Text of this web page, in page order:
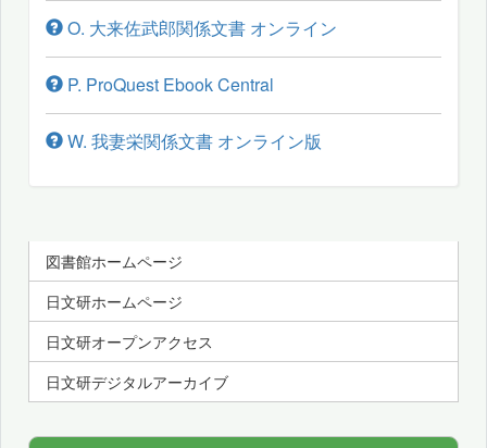
O. 大来佐武郎関係文書 オンライン
P. ProQuest Ebook Central
W. 我妻栄関係文書 オンライン版
図書館ホームページ
日文研ホームページ
日文研オープンアクセス
日文研デジタルアーカイブ